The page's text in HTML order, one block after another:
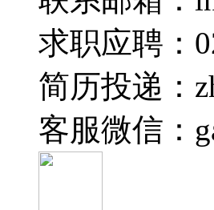
求职应聘：
简历投递：
客服微信：